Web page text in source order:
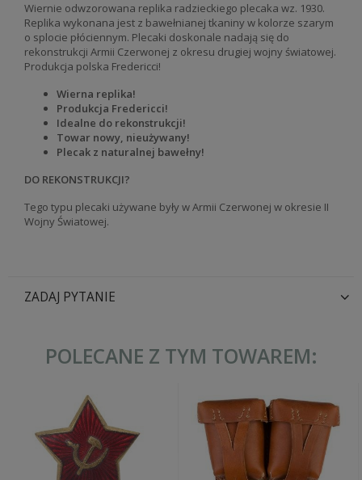
Wiernie odwzorowana replika radzieckiego plecaka wz. 1930.
Replika wykonana jest z bawełnianej tkaniny w kolorze szarym
o splocie płóciennym. Plecaki doskonale nadają się do
rekonstrukcji Armii Czerwonej z okresu drugiej wojny światowej.
Produkcja polska Fredericci!
Wierna replika!
Produkcja Fredericci!
Idealne do rekonstrukcji!
Towar nowy, nieużywany!
Plecak z naturalnej bawełny!
DO REKONSTRUKCJI?
Tego typu plecaki używane były w Armii Czerwonej w okresie II
Wojny Światowej.
ZADAJ PYTANIE
POLECANE Z TYM TOWAREM: